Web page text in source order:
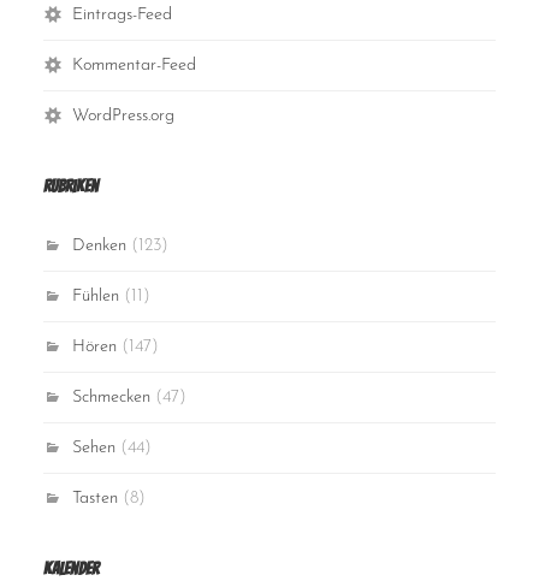
Eintrags-Feed
Kommentar-Feed
WordPress.org
Rubriken
Denken (123)
Fühlen (11)
Hören (147)
Schmecken (47)
Sehen (44)
Tasten (8)
Kalender